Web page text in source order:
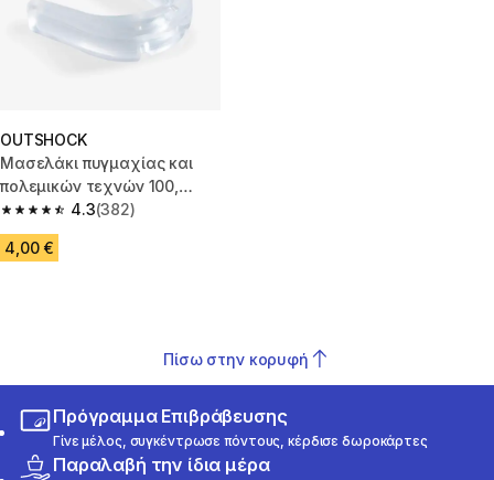
OUTSHOCK
Μασελάκι πυγμαχίας και
πολεμικών τεχνών 100,
μέγεθος L - Διαφανές
4.3
4.3 out of 5 stars from 382 reviews
(382)
4,00 €
Πίσω στην κορυφή
Πρόγραμμα Επιβράβευσης
Γίνε μέλος, συγκέντρωσε πόντους, κέρδισε δωροκάρτες
Παραλαβή την ίδια μέρα